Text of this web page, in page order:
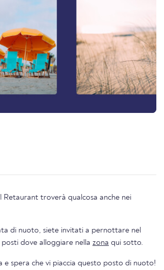
Retaurant troverà qualcosa anche nei
di nuoto, siete invitati a pernottare nel
altri posti dove alloggiare nella zona qui sotto.
e spera che vi piaccia questo posto di nuoto!